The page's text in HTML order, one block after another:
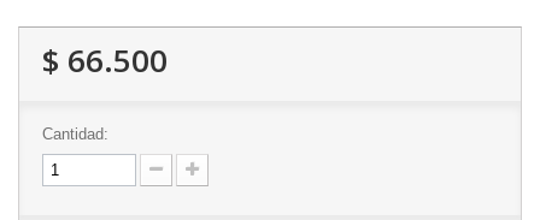
$ 66.500
Cantidad: